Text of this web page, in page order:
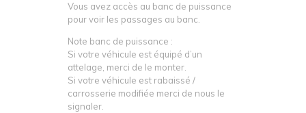
Vous avez accès au banc de puissance
pour voir les passages au banc.
Note banc de puissance :
Si votre véhicule est équipé d’un
attelage, merci de le monter.
Si votre véhicule est rabaissé /
carrosserie modifiée merci de nous le
signaler.